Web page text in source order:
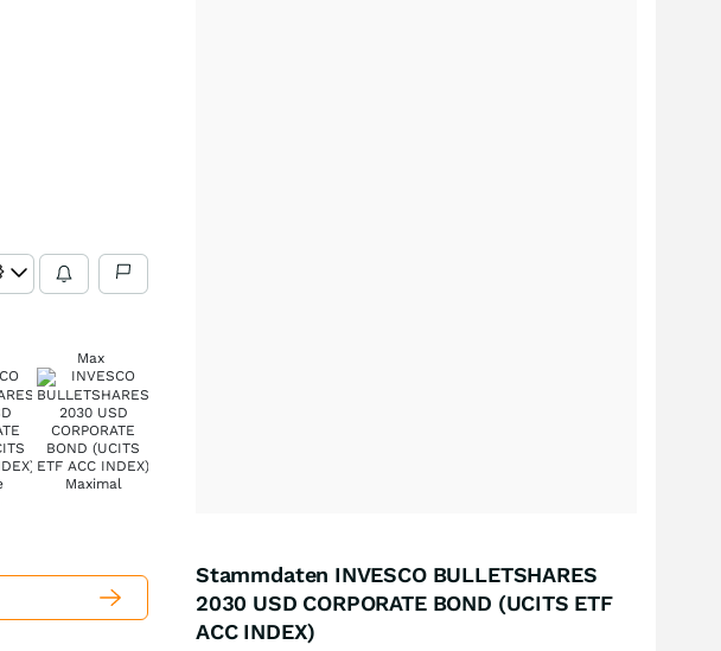
Max
Stammdaten INVESCO BULLETSHARES
2030 USD CORPORATE BOND (UCITS ETF
ACC INDEX)